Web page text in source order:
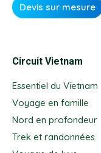
Devis sur mesure
Circuit Vietnam
Essentiel du Vietnam
Voyage en famille
Nord en profondeur
Trek et randonnées